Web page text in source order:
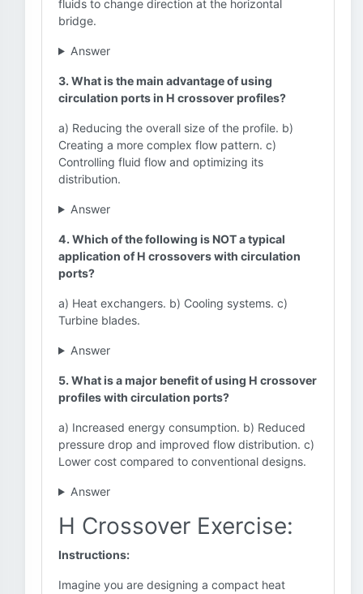
fluids to change direction at the horizontal
bridge.
Answer
3. What is the main advantage of using
circulation ports in H crossover profiles?
a) Reducing the overall size of the profile. b)
Creating a more complex flow pattern. c)
Controlling fluid flow and optimizing its
distribution.
Answer
4. Which of the following is NOT a typical
application of H crossovers with circulation
ports?
a) Heat exchangers. b) Cooling systems. c)
Turbine blades.
Answer
5. What is a major benefit of using H crossover
profiles with circulation ports?
a) Increased energy consumption. b) Reduced
pressure drop and improved flow distribution. c)
Lower cost compared to conventional designs.
Answer
H Crossover Exercise:
Instructions:
Imagine you are designing a compact heat